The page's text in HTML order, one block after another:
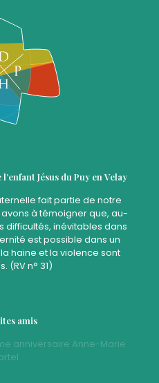
Jésus du Puy en Velay
fait partie de notre
avons à témoigner que, au-
difficultés, inévitables dans
est possible dans un
haine et la violence sont
(RV n° 31)
amis
anniversaire Anne-Marie